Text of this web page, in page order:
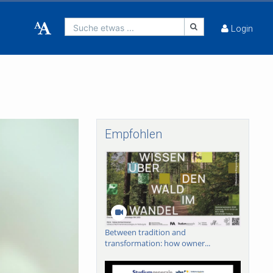
Suche etwas ... Login
Empfohlen
Between tradition and
transformation: how owner...